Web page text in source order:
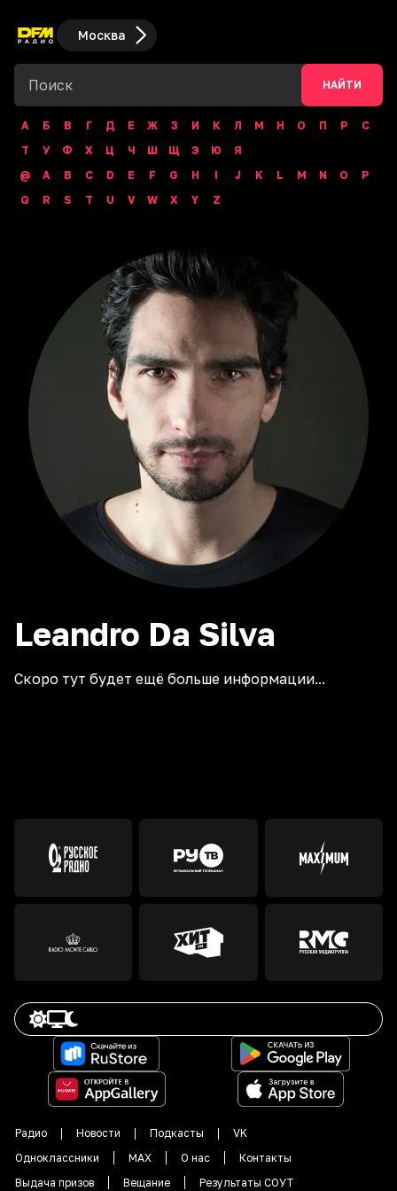
Москва
НАЙТИ
А Б В Г Д Е Ж З И К Л М Н О П Р
С
Т
У Ф Х Ц Ч Ш Щ Э Ю
Я
@
A B C D E F G H I J K L M N O
P
Q
R S T U V W X Y Z
Leandro Da Silva
Скоро тут будет ещё больше информации...
Радио Новости Подкасты
VK
Одноклассники
MAX О нас
Контакты
Выдача призов
Вещание Результаты СОУТ